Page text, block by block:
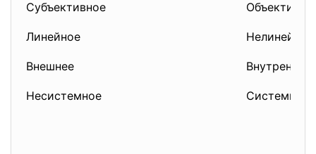
Субъективное
Линейное Нелинейное
Внешнее Внутреннее
Несистемное Системное